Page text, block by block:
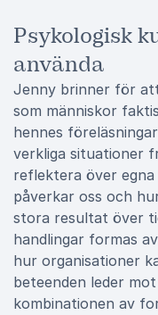
Psykologisk
använda
Jenny brinner för
som människor
hennes
verkliga situationer
reflektera över
påverkar oss och
stora resultat över
handlingar formas
hur organisationer
beteenden leder
kombinationen av